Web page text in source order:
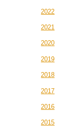
2022
2021
2020
2019
2018
2017
2016
2015